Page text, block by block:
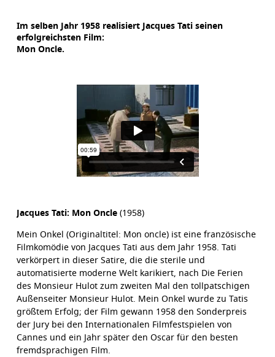
Im selben Jahr 1958 realisiert Jacques Tati seinen
erfolgreichsten Film:
Mon Oncle.
Jacques Tati: Mon Oncle (1958)
Mein Onkel (Originaltitel: Mon oncle) ist eine französische
Filmkomödie von Jacques Tati aus dem Jahr 1958. Tati
verkörpert in dieser Satire, die die sterile und
automatisierte moderne Welt karikiert, nach Die Ferien
des Monsieur Hulot zum zweiten Mal den tollpatschigen
Außenseiter Monsieur Hulot. Mein Onkel wurde zu Tatis
größtem Erfolg; der Film gewann 1958 den Sonderpreis
der Jury bei den Internationalen Filmfestspielen von
Cannes und ein Jahr später den Oscar für den besten
fremdsprachigen Film.